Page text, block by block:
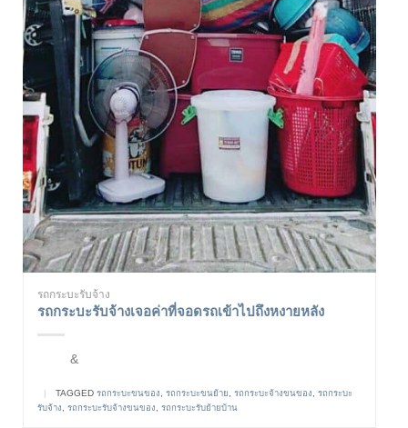
รถกระบะรับจ้าง
รถกระบะรับจ้างเจอค่าที่จอดรถเข้าไปถึงหงายหลัง
&
| TAGGED รถกระบะขนของ รถกระบะขนย้าย รถกระบะจ้างขนของ
รถกระบะ
รับจ้าง
รถกระบะรับจ้างขนของ รถกระบะรับย้ายบ้าน